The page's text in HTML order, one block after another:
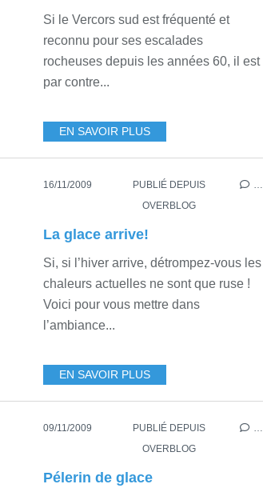
Si le Vercors sud est fréquenté et
reconnu pour ses escalades
rocheuses depuis les années 60, il est
par contre...
EN SAVOIR PLUS
16/11/2009
PUBLIÉ DEPUIS
OVERBLOG
…
La glace arrive!
Si, si l’hiver arrive, détrompez-vous les
chaleurs actuelles ne sont que ruse !
Voici pour vous mettre dans
l’ambiance...
EN SAVOIR PLUS
09/11/2009
PUBLIÉ DEPUIS
OVERBLOG
…
Pélerin de glace